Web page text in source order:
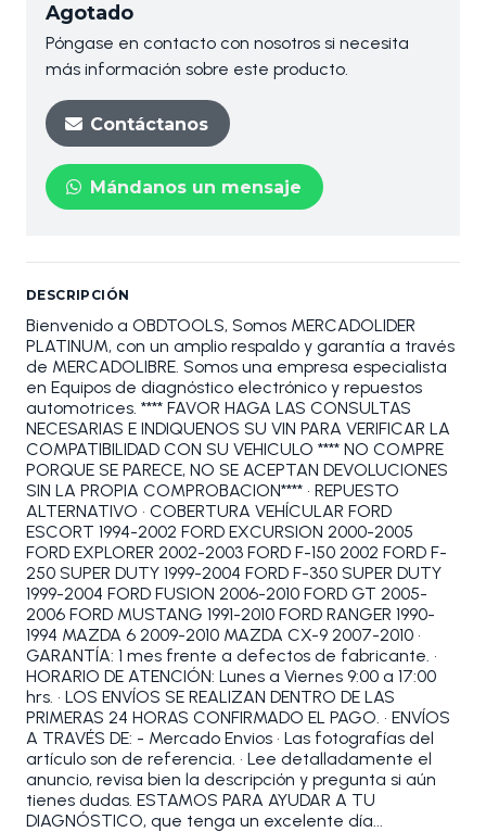
Agotado
Póngase en contacto con nosotros si necesita
más información sobre este producto.
Contáctanos
Mándanos un mensaje
DESCRIPCIÓN
Bienvenido a OBDTOOLS, Somos MERCADOLIDER
PLATINUM, con un amplio respaldo y garantía a través
de MERCADOLIBRE. Somos una empresa especialista
en Equipos de diagnóstico electrónico y repuestos
automotrices. **** FAVOR HAGA LAS CONSULTAS
NECESARIAS E INDIQUENOS SU VIN PARA VERIFICAR LA
COMPATIBILIDAD CON SU VEHICULO **** NO COMPRE
PORQUE SE PARECE, NO SE ACEPTAN DEVOLUCIONES
SIN LA PROPIA COMPROBACION**** • REPUESTO
ALTERNATIVO • COBERTURA VEHÍCULAR FORD
ESCORT 1994-2002 FORD EXCURSION 2000-2005
FORD EXPLORER 2002-2003 FORD F-150 2002 FORD F-
250 SUPER DUTY 1999-2004 FORD F-350 SUPER DUTY
1999-2004 FORD FUSION 2006-2010 FORD GT 2005-
2006 FORD MUSTANG 1991-2010 FORD RANGER 1990-
1994 MAZDA 6 2009-2010 MAZDA CX-9 2007-2010 •
GARANTÍA: 1 mes frente a defectos de fabricante. •
HORARIO DE ATENCIÓN: Lunes a Viernes 9:00 a 17:00
hrs. • LOS ENVÍOS SE REALIZAN DENTRO DE LAS
PRIMERAS 24 HORAS CONFIRMADO EL PAGO. • ENVÍOS
A TRAVÉS DE: - Mercado Envios • Las fotografías del
artículo son de referencia. • Lee detalladamente el
anuncio, revisa bien la descripción y pregunta si aún
tienes dudas. ESTAMOS PARA AYUDAR A TU
DIAGNÓSTICO, que tenga un excelente día...